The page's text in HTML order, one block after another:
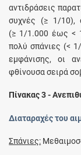
αντιδράσεις
συχνές (≥ 1/10),
(≥ 1/1.000 έως <
πολύ σπάνιες (<
εμφάνισης, οι
φθίνουσα σειρά
Πίνακας 3 -
Διαταραχές του
Σπάνιες: